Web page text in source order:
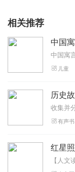
相关推荐
中国
儿童
历史
有声书
红星